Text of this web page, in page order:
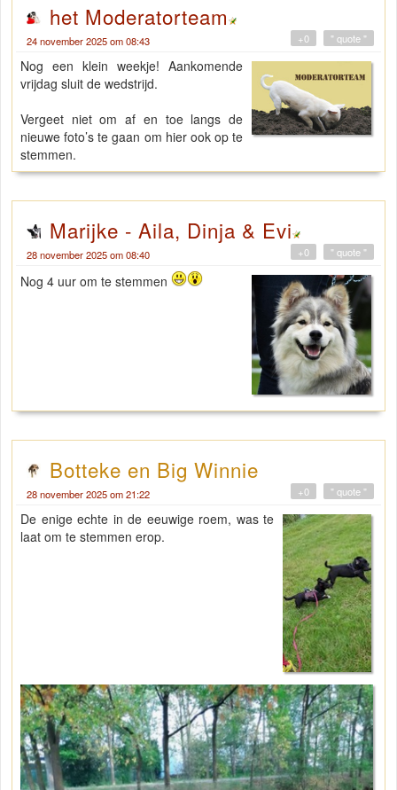
het Moderatorteam
24 november 2025 om 08:43 " quote "
+0
Nog een klein weekje! Aankomende
vrijdag sluit de wedstrijd.
Vergeet niet om af en toe langs de
nieuwe foto’s te gaan om hier ook op te
stemmen.
Marijke - Aila, Dinja & Evi
28 november 2025 om 08:40 " quote "
+0
Nog 4 uur om te stemmen
Botteke en Big Winnie
28 november 2025 om 21:22 " quote "
+0
De enige echte in de eeuwige roem, was te
laat om te stemmen erop.